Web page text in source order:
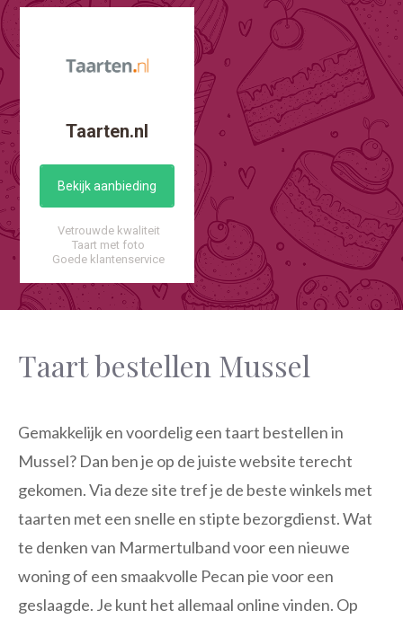
Taarten.nl
Bekijk aanbieding
Vetrouwde kwaliteit
Taart met foto
Goede klantenservice
Taart bestellen Mussel
Gemakkelijk en voordelig een taart bestellen in
Mussel? Dan ben je op de juiste website terecht
gekomen. Via deze site tref je de beste winkels met
taarten met een snelle en stipte bezorgdienst. Wat
te denken van Marmertulband voor een nieuwe
woning of een smaakvolle Pecan pie voor een
geslaagde. Je kunt het allemaal online vinden. Op